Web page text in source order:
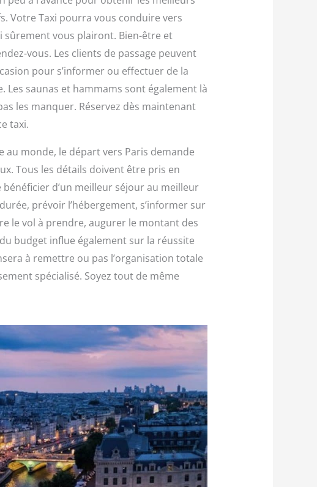
Votre Taxi pourra vous conduire vers
sûrement vous plairont. Bien-être et
vous. Les clients de passage peuvent
pour s’informer ou effectuer de la
Les saunas et hammams sont également là
les manquer. Réservez dès maintenant
taxi.
monde, le départ vers Paris demande
Tous les détails doivent être pris en
d’un meilleur séjour au meilleur
prévoir l’hébergement, s’informer sur
le vol à prendre, augurer le montant des
budget influe également sur la réussite
à remettre ou pas l’organisation totale
spécialisé. Soyez tout de même